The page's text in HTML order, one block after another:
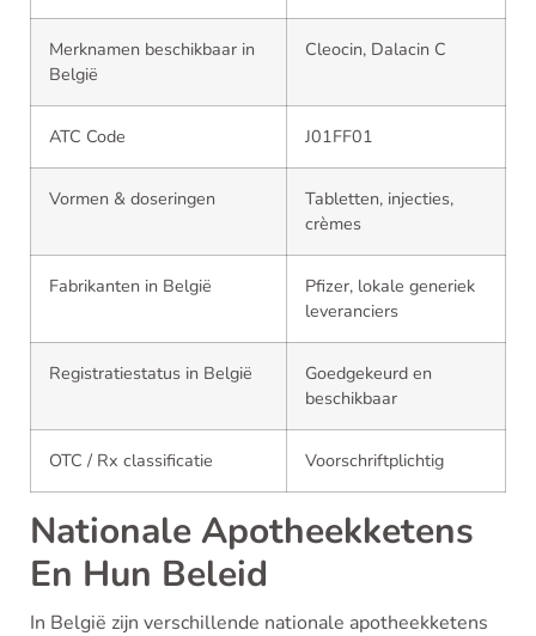
Merknamen beschikbaar in
België
Cleocin, Dalacin C
ATC Code J01FF01
Vormen & doseringen
Tabletten, injecties,
crèmes
Fabrikanten in België
Pfizer, lokale generiek
leveranciers
Registratiestatus in België
Goedgekeurd en
beschikbaar
OTC / Rx classificatie Voorschriftplichtig
Nationale Apotheekketens
En Hun Beleid
In België zijn verschillende nationale apotheekketens